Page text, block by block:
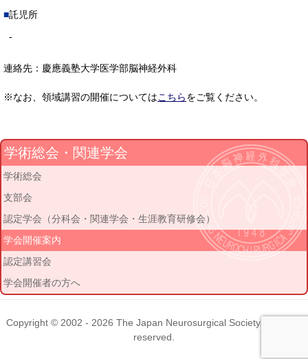
託児所
-
連絡先：慶應義塾大学医学部脳神経外科
※なお、領域講習の開催についてはこちらをご覧ください。
学術総会・関連学会
学術総会
支部会
認定学会（分科会・関連学会・生涯教育研修会）
学会開催案内
認定講習会
学会開催者の方へ
Copyright © 2002 - 2026 The Japan Neurosurgical Society. All rights
reserved.